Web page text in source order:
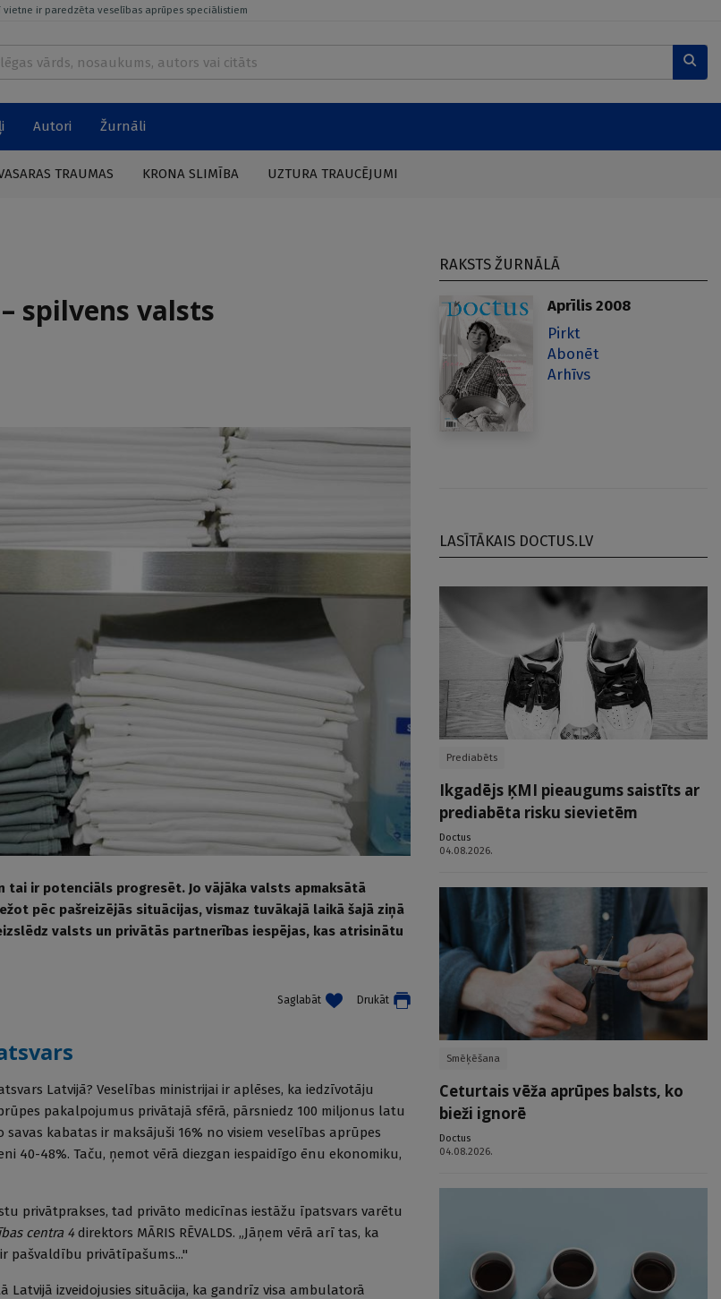
vietne ir paredzēta veselības aprūpes speciālistiem
Autori Žurnāli
TRAUMAS KRONA SLIMĪBA UZTURA TRAUCĒJUMI
spilvens valsts
tai ir potenciāls progresēt. Jo vājāka valsts apmaksātā
pēc pašreizējās situācijas, vismaz tuvākajā laikā šajā ziņā
valsts un privātās partnerības iespējas, kas atrisinātu
Saglabāt Drukāt
Latvijā? Veselības ministrijai ir aplēses, ka iedzīvotāju
pakalpojumus privātajā sfērā, pārsniedz 100 miljonus latu
kabatas ir maksājuši 16% no visiem veselības aprūpes
40-48%. Taču, ņemot vērā diezgan iespaidīgo ēnu ekonomiku,
privātprakses, tad privāto medicīnas iestā­žu īpatsvars varētu
centra 4 direktors MĀRIS RĒVALDS. „Jāņem vērā arī tas, ka
pašvaldību privātīpašums..."
Latvijā izveidojusies situācija, ka gandrīz visa ambulatorā
RAKSTS ŽURNĀLĀ
Aprīlis 2008
Pirkt
Abonēt
Arhīvs
LASĪTĀKAIS DOCTUS.LV
Prediabēts
Ikgadējs ĶMI pieaugums saistīts ar
prediabēta risku sievietēm
Doctus
04.08.2026.
Smēķēšana
Ceturtais vēža aprūpes balsts, ko
bieži ignorē
Doctus
04.08.2026.